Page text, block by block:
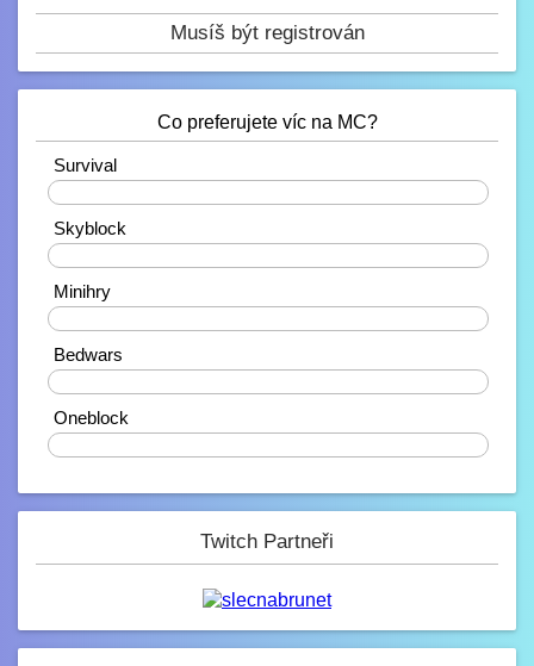
Paulie
Paulie
10.2. 2023, 21:38
Rendiikk_
Zdravíčko ????
7.2. 2023, 00:06
corveck
Na JB opravené modely, tak se nelekněte
až se vám budou znovu stahovat :D
JeyC0b
Musíš být registrován
Co preferujete víc na MC?
Survival
Skyblock
Minihry
0%
Bedwars
Oneblock
0%
Twitch Partneři